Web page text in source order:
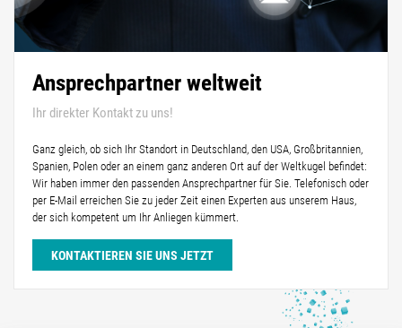
Ansprechpartner weltweit
Ihr direkter Kontakt zu uns!
Ganz gleich, ob sich Ihr Standort in Deutschland, den USA, Großbritannien,
Spanien, Polen oder an einem ganz anderen Ort auf der Weltkugel befindet:
Wir haben immer den passenden Ansprechpartner für Sie. Telefonisch oder
per E-Mail erreichen Sie zu jeder Zeit einen Experten aus unserem Haus,
der sich kompetent um Ihr Anliegen kümmert.
KONTAKTIEREN SIE UNS JETZT